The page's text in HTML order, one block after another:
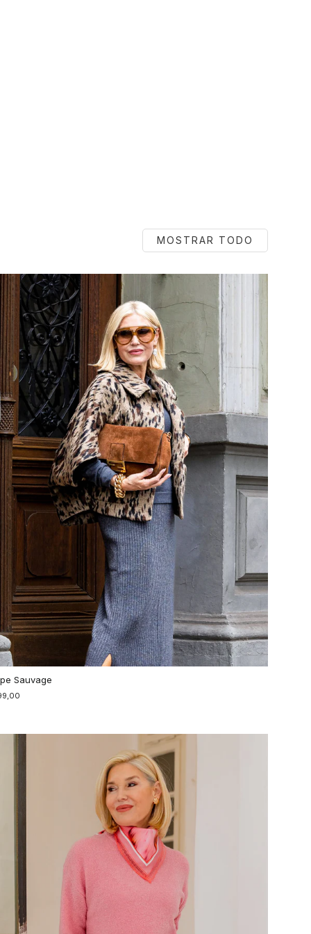
MOSTRAR TODO
Sauvage